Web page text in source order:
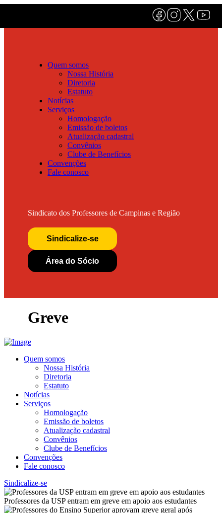
Quem somos
Nossa História
Diretoria
Estatuto
Notícias
Serviços
Homologação
Emissão de boletos
Atualização cadastral
Convênios
Clube de Benefícios
Convenções
Fale conosco
Sindicato dos Professores de Campinas e Região
Sindicalize-se
Área do Sócio
Greve
Quem somos
Nossa História
Diretoria
Estatuto
Notícias
Serviços
Homologação
Emissão de boletos
Atualização cadastral
Convênios
Clube de Benefícios
Convenções
Fale conosco
Sindicalize-se
Professores da USP entram em greve em apoio aos estudantes